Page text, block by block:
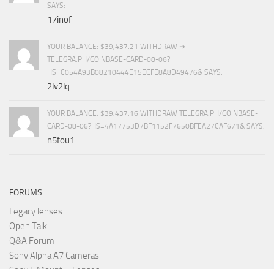
SAYS:
17inof
YOUR BALANCE: $39,437.21 WITHDRAW ➜
TELEGRA.PH/COINBASE-CARD-08-06?
HS=C054A93B08210444E15ECFE8A8D49476& SAYS:
2lv2lq
YOUR BALANCE: $39,437.16 WITHDRAW TELEGRA.PH/COINBASE-
CARD-08-06?HS=4A17753D7BF1152F7650BFEA27CAF671& SAYS:
n5fou1
FORUMS
Legacy lenses
Open Talk
Q&A Forum
Sony Alpha A7 Cameras